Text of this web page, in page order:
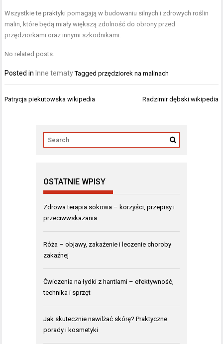
Wszystkie te praktyki pomagają w budowaniu silnych i zdrowych roślin
malin, które będą miały większą zdolność do obrony przed
przędziorkami oraz innymi szkodnikami.
No related posts.
Posted in Inne tematy Taggedprzędziorek na malinach
Nawigacja
Patrycja piekutowska wikipedia Radzimir dębski wikipedia
OSTATNIE WPISY
Zdrowa terapia sokowa – korzyści, przepisy i
przeciwwskazania
Róża – objawy, zakażenie i leczenie choroby
zakaźnej
Ćwiczenia na łydki z hantlami – efektywność,
technika i sprzęt
Jak skutecznie nawilżać skórę? Praktyczne
porady i kosmetyki